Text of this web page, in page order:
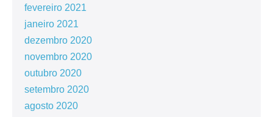
fevereiro 2021
janeiro 2021
dezembro 2020
novembro 2020
outubro 2020
setembro 2020
agosto 2020